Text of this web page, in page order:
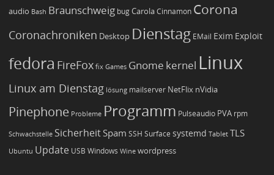
audio Bash Braunschweig bugCarola Cinnamon Corona
Coronachroniken Desktop Dienstag EMail Exim Exploit
fedora FireFox fix Games Gnome kernel Linux
Linux am Dienstag lösung mailserver NetFlix nVidia
Pinephone Probleme Programm Pulseaudio PVA rpm
Schwachstelle Sicherheit Spam SSH Surface systemd Tablet TLS
Ubuntu Update USB Windows Wine wordpress